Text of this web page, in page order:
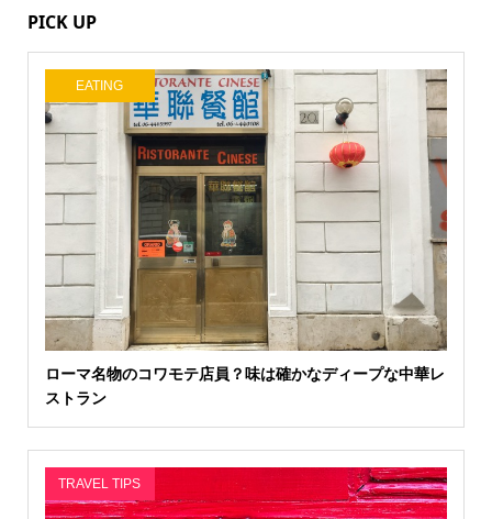
PICK UP
EATING
ローマ名物のコワモテ店員？味は確かなディープな中華レ
ストラン
TRAVEL TIPS